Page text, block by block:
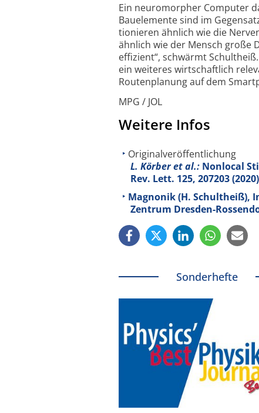
Ein neuromorpher Computer
Bauelemente sind im
tionieren ähnlich wie die
ähnlich wie der Mensch große
effizient“, schwärmt
ein weiteres wirt­schaftlich
Routenplanung auf dem
MPG / JOL
Weitere Infos
Originalveröffentlichung
L. Körber et al.: Nonlocal
Rev. Lett. 125, 207203
Magnonik (H.
Zentrum Dresden-
Sonderhefte